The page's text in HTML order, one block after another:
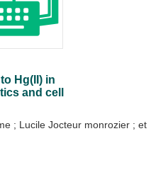
Hg(II) in
and cell
; Lucile Jocteur monrozier ; et